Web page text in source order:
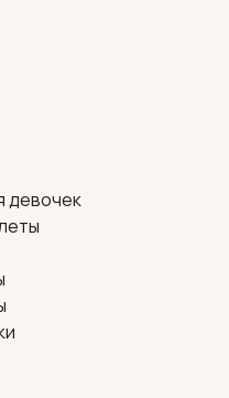
девочек